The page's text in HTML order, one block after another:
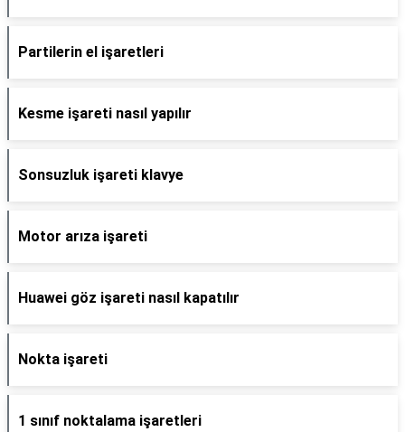
Partilerin el işaretleri
Kesme işareti nasıl yapılır
Sonsuzluk işareti klavye
Motor arıza işareti
Huawei göz işareti nasıl kapatılır
Nokta işareti
1 sınıf noktalama işaretleri